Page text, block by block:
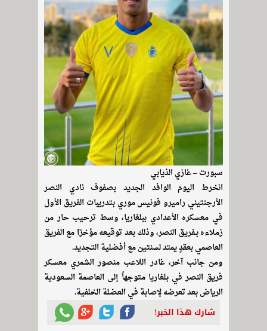
سبورت – غازي الذيابي
انخرط اليوم الوافد الجديد بصفوف نادي النصر
الأرجنتيني راميرو فونيس موري بتدريبات الفريق الأول
في معسكره الأعدادي ببلغاريا، وسط ترحيب حار من
زملاءه بـفريق النصر، وذلك بعد توقيعه مؤخرًا مع الفريق
العاصمي بعقدٍ يمتد لسنتين مع أفضلية التجديد.‬
‫ومن جانب آخر، غادر اللاعب منصور الشمري معسكر
فريق النصر في بلغاريا متوجهاً إلى العاصمة السعودية
الرياض بعد تعرضه لإصابة في العضلة الخلفية.
شارك هذا الخبر!